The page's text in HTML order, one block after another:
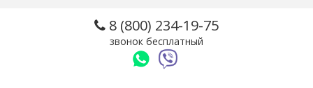
8 (800) 234-19-75
звонок бесплатный